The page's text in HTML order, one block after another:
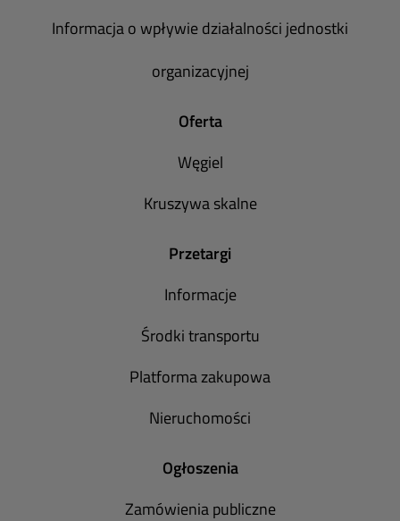
Informacja o wpływie działalności jednostki
organizacyjnej
Oferta
Węgiel
Kruszywa skalne
Przetargi
Informacje
Środki transportu
Platforma zakupowa
Nieruchomości
Ogłoszenia
Zamówienia publiczne